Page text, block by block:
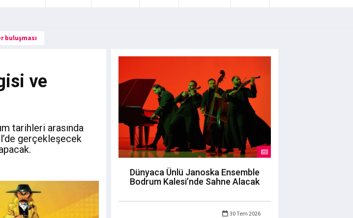
buluşması
ve
tarihleri arasında
gerçekleşecek
Dünyaca Ünlü Janoska Ensemble
Bodrum Kalesi’nde Sahne Alacak
30 Tem 2026